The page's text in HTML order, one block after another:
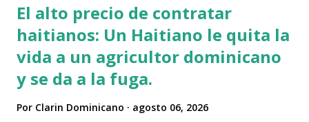
El alto precio de contratar
haitianos: Un Haitiano le quita la
vida a un agricultor dominicano
y se da a la fuga.
Por Clarin Dominicano agosto 06, 2026